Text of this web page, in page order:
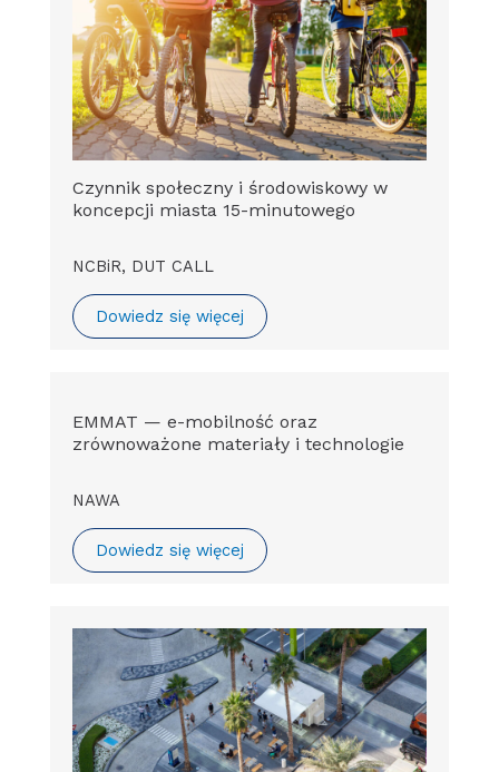
Czynnik społeczny i środowiskowy w
koncepcji miasta 15-minutowego
NCBiR, DUT CALL
Dowiedz się więcej
EMMAT — e-mobilność oraz
zrównoważone materiały i technologie
NAWA
Dowiedz się więcej